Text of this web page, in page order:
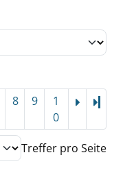
8 9
1
0
Treffer pro Seite